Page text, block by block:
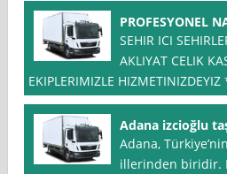
PROFESYONEL
SEHIR ICI
AKLIYAT CELIK
EKIPLERIMIZLE
Adana izcioğlu
Adana,
illerinden biridir.